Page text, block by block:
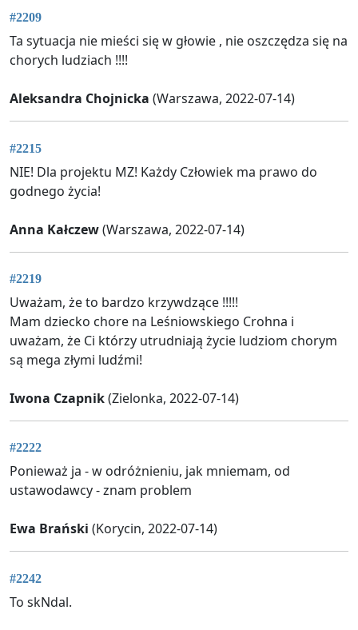
#2209
Ta sytuacja nie mieści się w głowie , nie oszczędza się na
chorych ludziach !!!!
Aleksandra Chojnicka (Warszawa, 2022-07-14)
#2215
NIE! Dla projektu MZ! Każdy Człowiek ma prawo do
godnego życia!
Anna Kałczew(Warszawa, 2022-07-14)
#2219
Uważam, że to bardzo krzywdzące !!!!!
Mam dziecko chore na Leśniowskiego Crohna i
uważam, że Ci którzy utrudniają życie ludziom chorym
są mega złymi ludźmi!
Iwona Czapnik(Zielonka, 2022-07-14)
#2222
Ponieważ ja - w odróżnieniu, jak mniemam, od
ustawodawcy - znam problem
Ewa Brański (Korycin, 2022-07-14)
#2242
To skNdal.